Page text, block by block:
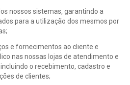
nossos sistemas, garantindo a
para a utilização dos mesmos por
e fornecimentos ao cliente e
nas nossas lojas de atendimento e
incluindo o recebimento, cadastro e
de clientes;